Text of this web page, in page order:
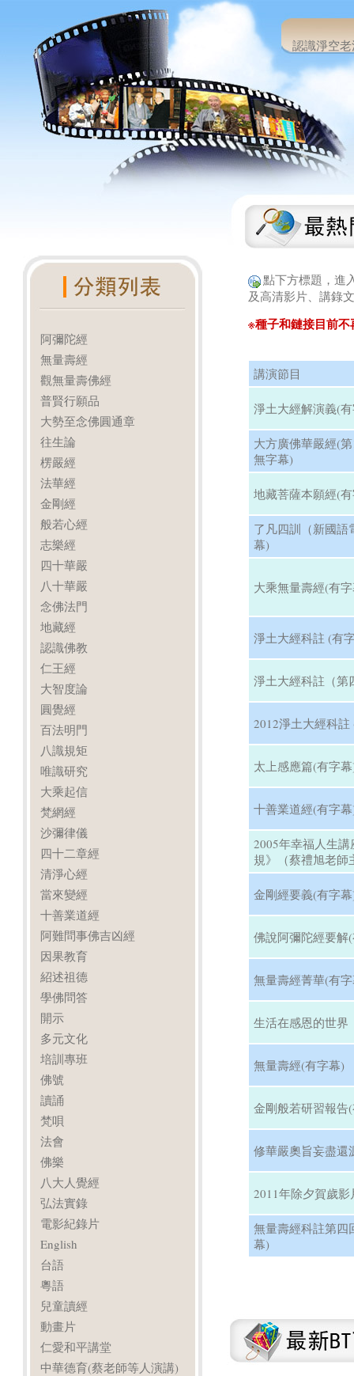
認識淨空
阿彌陀經
無量壽經
觀無量壽佛經
普賢行願品
大勢至念佛圓通章
往生論
楞嚴經
法華經
金剛經
般若心經
志樂經
四十華嚴
八十華嚴
念佛法門
地藏經
認識佛教
仁王經
大智度論
圓覺經
百法明門
八識規矩
唯識研究
大乘起信
梵網經
沙彌律儀
四十二章經
清淨心經
當來變經
十善業道經
阿難問事佛吉凶經
因果教育
紹述祖德
學佛問答
開示
多元文化
培訓專班
佛號
讀誦
梵唄
法會
佛樂
八大人覺經
弘法實錄
電影紀錄片
English
台語
粵語
兒童讀經
動畫片
仁愛和平講堂
中華德育(蔡老師等人演講)
點下方標題，進
及高清影片、講錄
※種子和鏈接目前
講演節目
淨土大經解演義(
大方廣佛華嚴經(
無字幕)
地藏菩薩本願經(
了凡四訓（新國語
幕)
大乘無量壽經(有
淨土大經科註 (有
淨土大經科註（第
2012淨土大經科註
太上感應篇(有字
十善業道經(有字
2005年幸福人生
規》（蔡禮旭老師
金剛經要義(有字
佛說阿彌陀經要解
無量壽經菁華(有
生活在感恩的世界
無量壽經(有字幕)
金剛般若研習報告
修華嚴奧旨妄盡還
2011年除夕賀歲
無量壽經科註第四
幕)